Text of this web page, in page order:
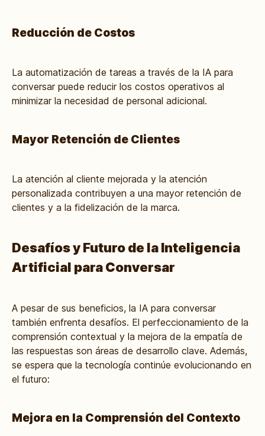
Reducción de Costos
La automatización de tareas a través de la IA para
conversar puede reducir los costos operativos al
minimizar la necesidad de personal adicional.
Mayor Retención de Clientes
La atención al cliente mejorada y la atención
personalizada contribuyen a una mayor retención de
clientes y a la fidelización de la marca.
Desafíos y Futuro de la Inteligencia
Artificial para Conversar
A pesar de sus beneficios, la IA para conversar
también enfrenta desafíos. El perfeccionamiento de la
comprensión contextual y la mejora de la empatía de
las respuestas son áreas de desarrollo clave. Además,
se espera que la tecnología continúe evolucionando en
el futuro:
Mejora en la Comprensión del Contexto